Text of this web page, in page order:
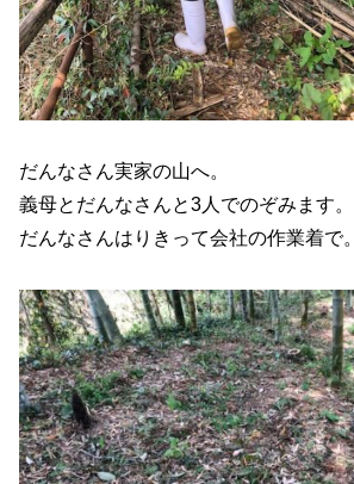
だんなさん実家の山へ。
義母とだんなさんと3人でのぞみます。
だんなさんはりきって会社の作業着で。